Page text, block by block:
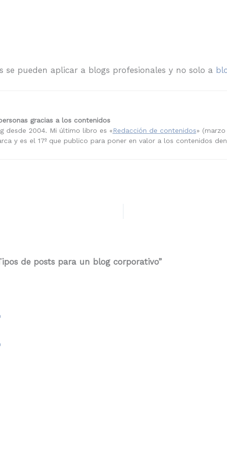
se pueden aplicar a blogs profesionales y no solo a
gracias a los contenidos
desde 2004. Mi último libro es «Redacción de contenidos»
y es el 17º que publico para poner en valor a los contenidos
de posts para un blog corporativo”